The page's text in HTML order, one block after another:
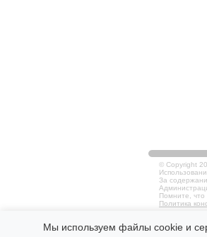
© Copyright
За
Помните, что
Политика
Мы используем файлы cookie и